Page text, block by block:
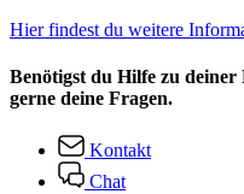
Hier findest du weitere
Benötigst du Hilfe zu
gerne deine Fragen.
Kontakt
Chat